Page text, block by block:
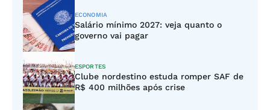
ECONOMIA
Salário mínimo 2027: veja quanto o
governo vai pagar
ESPORTES
Clube nordestino estuda romper SAF de
R$ 400 milhões após crise